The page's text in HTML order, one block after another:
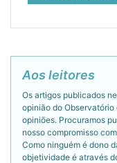
Aos leitores
Os artigos publicados
opinião do Observatório
opiniões. Procuramos
nosso compromisso
Como ninguém é dono
objetividade é através